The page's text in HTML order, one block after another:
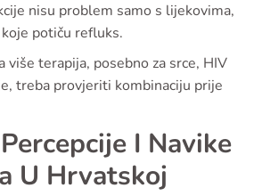
nisu problem samo s lijekovima,
potiču refluks.
više terapija, posebno za srce, HIV
treba provjeriti kombinaciju prije
I Navike
U Hrvatskoj